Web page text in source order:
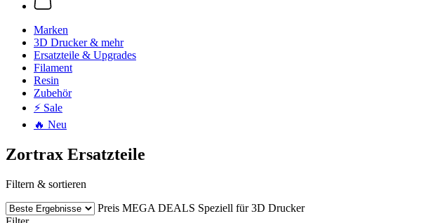
Marken
3D Drucker & mehr
Ersatzteile & Upgrades
Filament
Resin
Zubehör
⚡ Sale
🔥 Neu
Zortrax Ersatzteile
Filtern & sortieren
Preis MEGA DEALS Speziell für 3D Drucker